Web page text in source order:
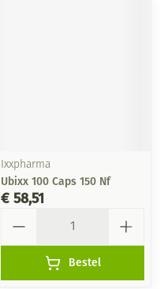
Ixxpharma
Ubixx 100 Caps 150 Nf
€ 58,51
Bestel